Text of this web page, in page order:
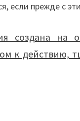
если прежде с
создана на
к действию,